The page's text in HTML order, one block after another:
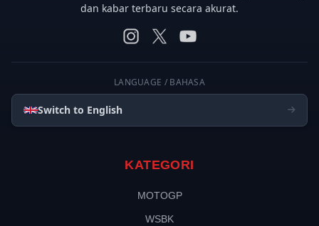
dan kabar terbaru secara akurat.
LANGUAGE / BAHASA
Switch to English
KATEGORI
MOTOGP
WSBK